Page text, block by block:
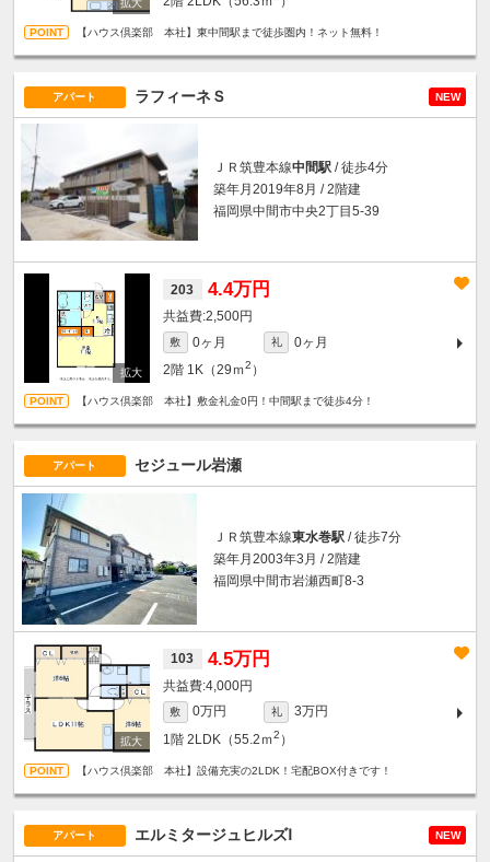
【ハウス倶楽部 本社】東中間駅まで徒歩圏内！ネット無料！
アパート ラフィーネＳ NEW
ＪＲ筑豊本線中間駅 / 徒歩4分
築年月2019年8月 / 2階建
福岡県中間市中央2丁目5-39
203 4.4万円
2,500円
敷 0ヶ月 礼
0ヶ月
2階 1K（29ｍ2 ）
【ハウス倶楽部 本社】敷金礼金0円！中間駅まで徒歩4分！
アパート セジュール岩瀬
ＪＲ筑豊本線東水巻駅 / 徒歩7分
築年月2003年3月 / 2階建
福岡県中間市岩瀬西町8-3
103 4.5万円
4,000円
敷 0万円 礼
3万円
1階 2LDK（55.2ｍ2 ）
【ハウス倶楽部 本社】設備充実の2LDK！宅配BOX付きです！
アパート エルミタージュヒルズⅠ NEW